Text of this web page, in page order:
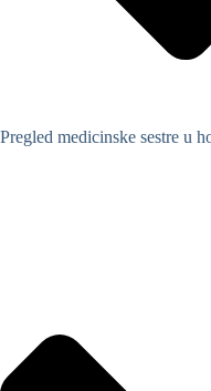
Pregled medicinske sestre u